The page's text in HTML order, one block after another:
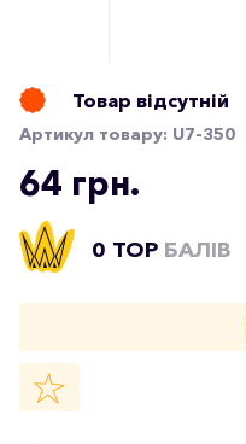
Товар відсутній
Артикул товару: U7-350
64 грн.
0 TOP БАЛІВ